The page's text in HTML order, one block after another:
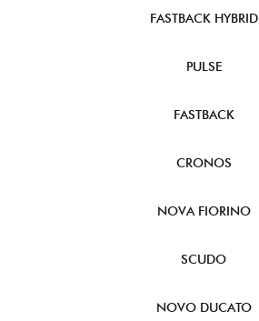
FASTBACK HYBRID
PULSE
FASTBACK
CRONOS
NOVA FIORINO
SCUDO
NOVO DUCATO